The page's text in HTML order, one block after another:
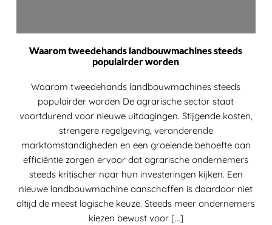
Waarom tweedehands landbouwmachines steeds
populairder worden
Waarom tweedehands landbouwmachines steeds
populairder worden De agrarische sector staat
voortdurend voor nieuwe uitdagingen. Stijgende kosten,
strengere regelgeving, veranderende
marktomstandigheden en een groeiende behoefte aan
efficiëntie zorgen ervoor dat agrarische ondernemers
steeds kritischer naar hun investeringen kijken. Een
nieuwe landbouwmachine aanschaffen is daardoor niet
altijd de meest logische keuze. Steeds meer ondernemers
kiezen bewust voor […]